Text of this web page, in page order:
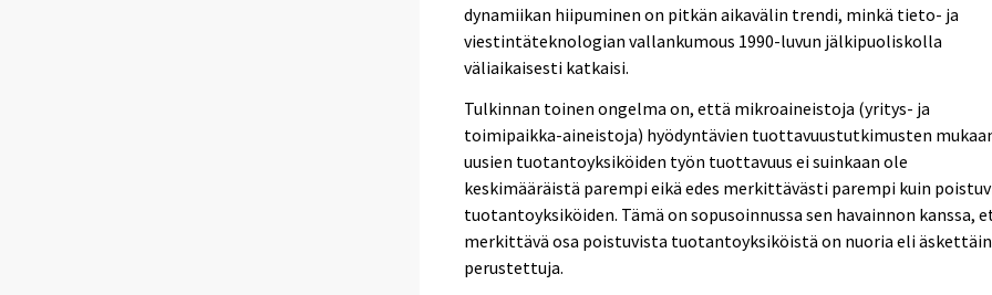
dynamiikan hiipuminen on pitkän aikavälin trendi, minkä tieto- ja
viestintäteknologian vallankumous 1990-luvun jälkipuoliskolla
väliaikaisesti katkaisi.
Tulkinnan toinen ongelma on, että mikroaineistoja (yritys- ja
toimipaikka-aineistoja) hyödyntävien tuottavuustutkimusten
uusien tuotantoyksiköiden työn tuottavuus ei suinkaan ole
keskimääräistä parempi eikä edes merkittävästi parempi kuin
tuotantoyksiköiden. Tämä on sopusoinnussa sen havainnon kanssa,
merkittävä osa poistuvista tuotantoyksiköistä on nuoria eli äskettäin
perustettuja.